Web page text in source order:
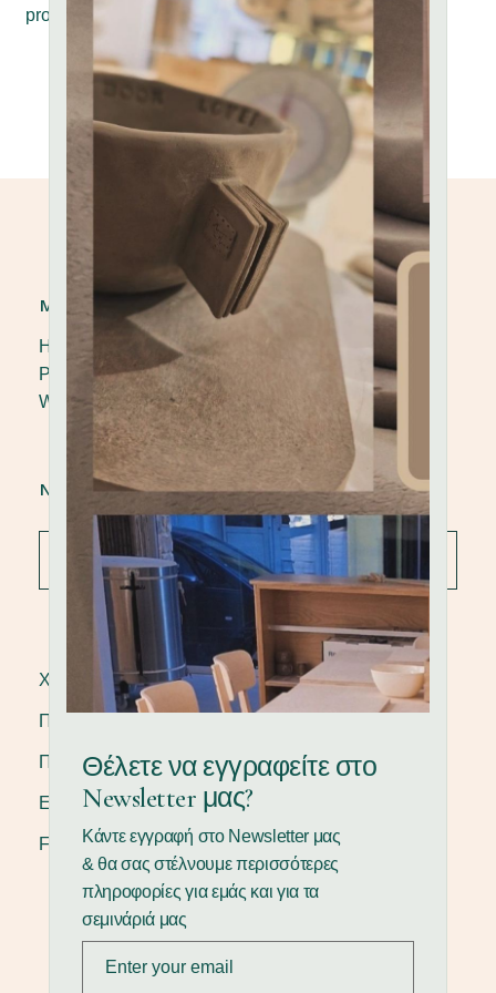
provided query parameters.
MAFALDA CERAMICS
Handmade ceramics by
@zoi_papagiannouli
Pottery workshops
Wholesale and retail
NEWSLETTER
ΧΡΗΣΙΜΟΙ ΣΥΝΔΕΣΜΟΙ
Πολιτική Απορρήτου
Πολιτική επιστροφών
Επικοινωνία
FAQ
Θέλετε να εγγραφείτε στο
Newsletter μας?
Κάντε εγγραφή στο Newsletter μας
& θα σας στέλνουμε περισσότερες
πληροφορίες για εμάς και για τα
σεμινάριά μας